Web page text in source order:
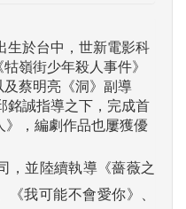
生於台中，世新電影科
嶺街少年殺人事件》
蔡明亮《洞》副導
銘誠指導之下，完成首
，編劇作品也屢獲優
，並陸續執導《薔薇之
我可能不會愛你》、